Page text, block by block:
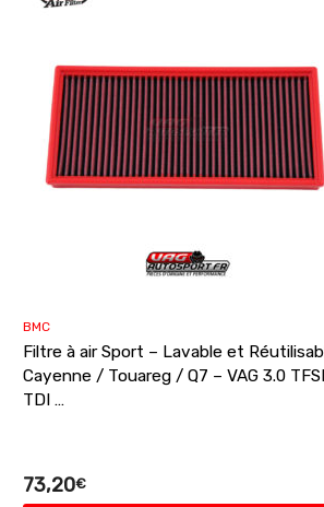
BMC
Filtre à air Sport – Lavable et
Cayenne / Touareg / Q7 – VAG 3.0
TDI …
73,20€